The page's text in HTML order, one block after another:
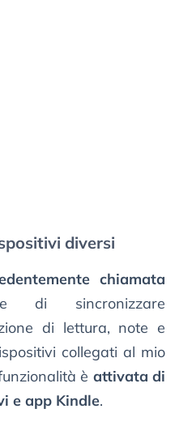
diversi
chiamata
di sincronizzare
di lettura, note e
collegati al mio
è attivata di
e app Kindle.